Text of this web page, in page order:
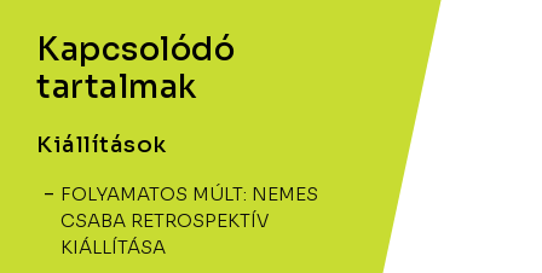
Kapcsolódó
tartalmak
Kiállítások
FOLYAMATOS MÚLT: NEMES
CSABA RETROSPEKTÍV
KIÁLLÍTÁSA